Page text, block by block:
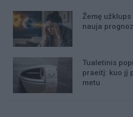
Žemę
nauja
Tualetinis
praeitį: kuo jį
metu